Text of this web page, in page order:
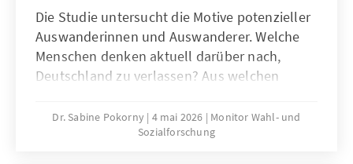
Die Studie untersucht die Motive potenzieller
Auswanderinnen und Auswanderer. Welche
Menschen denken aktuell darüber nach,
Deutschland zu verlassen? Aus welchen
welche Länder würden sie auswandern
wollen? Gibt es systematische Unterschiede
Dr. Sabine Pokorny 4 mai 2026
Monitor Wahl- und
Sozialforschung